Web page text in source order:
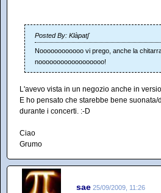
Posted By: Klàpatʃ
Noooooooooooo vi prego, anche la
noooooooooooooooooo!
L'avevo vista in un negozio anche in
E ho pensato che starebbe bene suonata/
durante i concerti. :-D
Ciao
Grumo
sae 25/09/2009, 11:26